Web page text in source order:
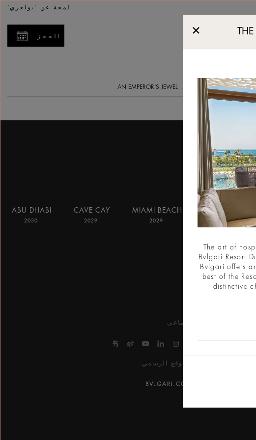
لمحة عن ’بولغري‘
الحجز
معرض الصور بيت AN EMPEROR'S JEWEL
BODRUM
2028
MIAMI BEACH
CAVE CAY
ABU DHABI
اجتماعي
www.facebook.com/bvlgarihotelsandresorts/
https://www.instagram.com/bvlgarihotels/
company/bvlgari-hotels-and-resorts/
www.youtube.com/@bvlgarihotels/
http://weibo.com/bulgarihotels
الموقع الرسمي
BVLGARI.COM
The art of
Bvlgari Resort
Bvlgari offers
best of the
distinctive